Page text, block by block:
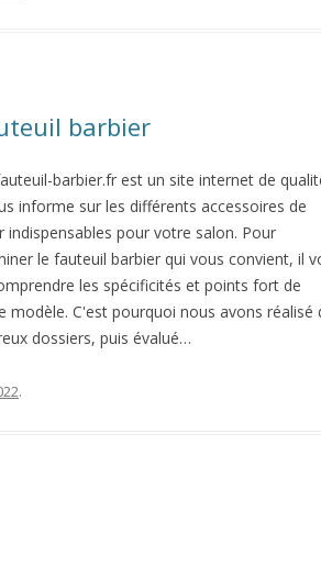
barbier
barbier.fr est un site internet de
informe sur les différents accessoires de
indispensables pour votre salon. Pour
le fauteuil barbier qui vous convient, il
les spécificités et points fort de
modèle. C'est pourquoi nous avons réalisé
dossiers, puis évalué…
.